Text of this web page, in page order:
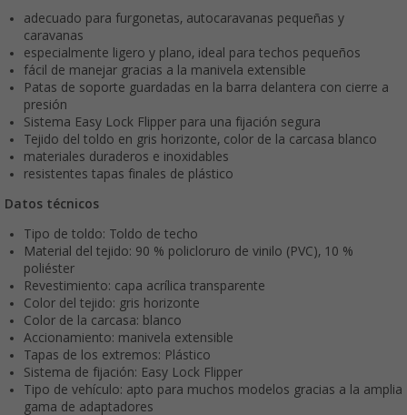
adecuado para furgonetas, autocaravanas pequeñas y
caravanas
especialmente ligero y plano, ideal para techos pequeños
fácil de manejar gracias a la manivela extensible
Patas de soporte guardadas en la barra delantera con cierre a
presión
Sistema Easy Lock Flipper para una fijación segura
Tejido del toldo en gris horizonte, color de la carcasa blanco
materiales duraderos e inoxidables
resistentes tapas finales de plástico
Datos técnicos
Tipo de toldo: Toldo de techo
Material del tejido: 90 % policloruro de vinilo (PVC), 10 %
poliéster
Revestimiento: capa acrílica transparente
Color del tejido: gris horizonte
Color de la carcasa: blanco
Accionamiento: manivela extensible
Tapas de los extremos: Plástico
Sistema de fijación: Easy Lock Flipper
Tipo de vehículo: apto para muchos modelos gracias a la amplia
gama de adaptadores